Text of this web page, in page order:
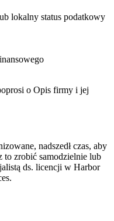
lokalny status podatkowy
o Opis firmy i jej
nadszedł czas, aby
to zrobić samodzielnie lub
ds. licencji w Harbor